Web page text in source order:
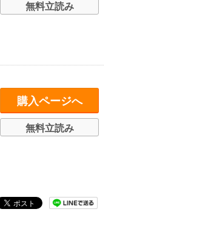
無料立読み
購入ページへ
無料立読み